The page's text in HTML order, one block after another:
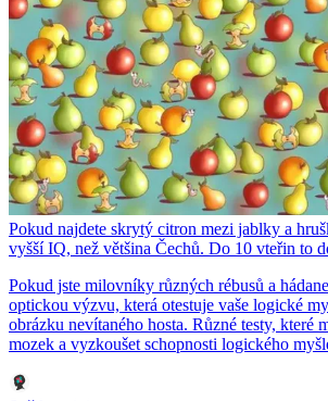
Pokud najdete skrytý citron mezi jablky a
vyšší IQ, než většina Čechů. Do 10 vteřin to
Pokud jste milovníky různých rébusů a
optickou výzvu, která otestuje vaše logické
obrázku nevítaného hosta. Různé testy, které
mozek a vyzkoušet schopnosti logického